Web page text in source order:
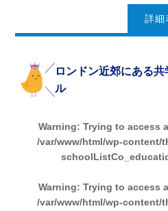
詳細
ロンドン近郊にある
ル
Warning: Trying to access
/var/www/html/wp-content/
Warning: Trying to access
/var/www/html/wp-content/